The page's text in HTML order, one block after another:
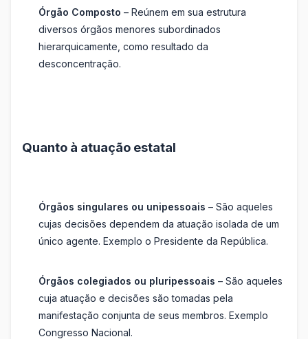
Órgão Composto – Reúnem em sua estrutura
diversos órgãos menores subordinados
hierarquicamente, como resultado da
desconcentração.
Quanto à atuação estatal
Órgãos singulares ou unipessoais – São aqueles
cujas decisões dependem da atuação isolada de um
único agente. Exemplo o Presidente da República.
Órgãos colegiados ou pluripessoais – São aqueles
cuja atuação e decisões são tomadas pela
manifestação conjunta de seus membros. Exemplo
Congresso Nacional.